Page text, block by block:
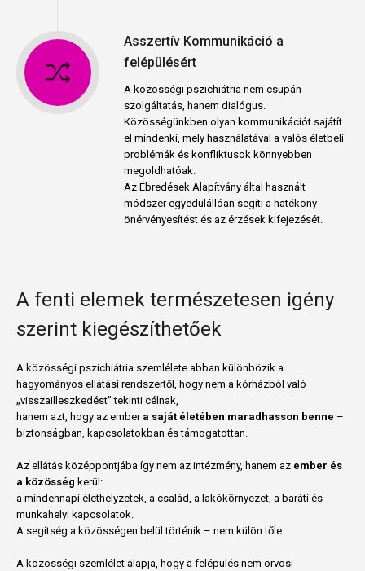
Asszertív Kommunikáció a
felépülésért
A közösségi pszichiátria nem csupán
szolgáltatás, hanem dialógus.
Közösségünkben olyan kommunikációt sajátít
el mindenki, mely használatával a valós életbeli
problémák és konfliktusok könnyebben
megoldhatóak.
Az Ébredések Alapítvány által használt
módszer egyedülállóan segíti a hatékony
önérvényesítést és az érzések kifejezését.
A fenti elemek természetesen igény
szerint kiegészíthetőek
A közösségi pszichiátria szemlélete abban különbözik a
hagyományos ellátási rendszertől, hogy nem a kórházból való
„visszailleszkedést” tekinti célnak,
hanem azt, hogy az ember a saját életében maradhasson benne –
biztonságban, kapcsolatokban és támogatottan.
Az ellátás középpontjába így nem az intézmény, hanem az ember és
a közösség kerül:
a mindennapi élethelyzetek, a család, a lakókörnyezet, a baráti és
munkahelyi kapcsolatok.
A segítség a közösségen belül történik – nem külön tőle.
A közösségi szemlélet alapja, hogy a felépülés nem orvosi